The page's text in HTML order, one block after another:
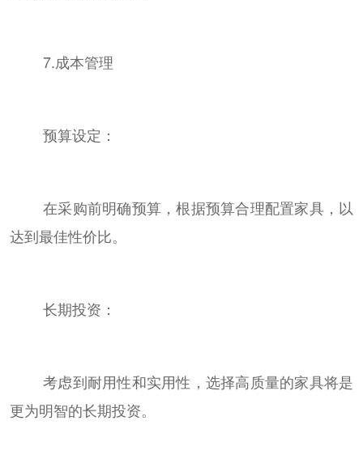
7.成本管理
预算设定：
在采购前明确预算，根据预算合理配置家具，以
达到最佳性价比。
长期投资：
考虑到耐用性和实用性，选择高质量的家具将是
更为明智的长期投资。